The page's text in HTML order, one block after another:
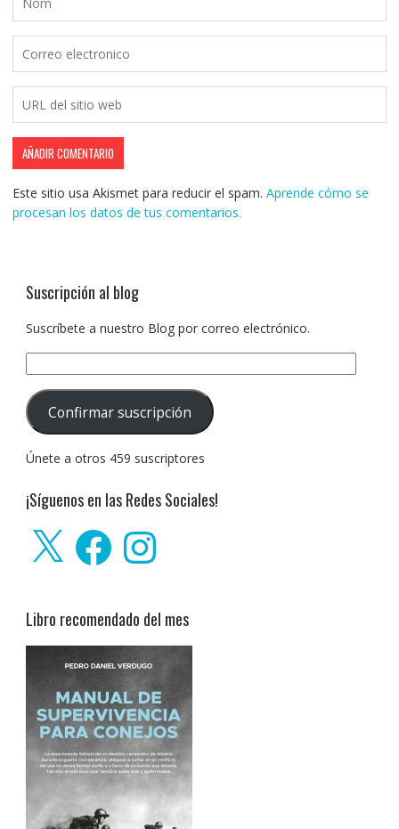
Este sitio usa Akismet para reducir el spam. Aprende cómo se
procesan los datos de tus comentarios.
Suscripción al blog
Suscríbete a nuestro Blog por correo electrónico.
correo
electrónico:
Confirmar suscripción
Únete a otros 459 suscriptores
¡Síguenos en las Redes Sociales!
FacebookInstagram
Libro recomendado del mes